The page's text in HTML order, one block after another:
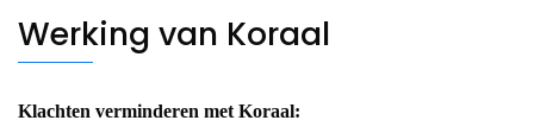
Werking van Koraal
Klachten verminderen met Koraal: